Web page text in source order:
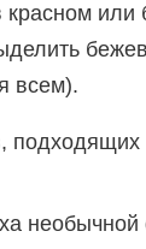
красном
всем).